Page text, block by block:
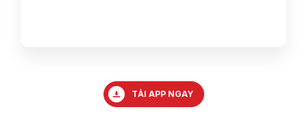
TẢI APP NGAY